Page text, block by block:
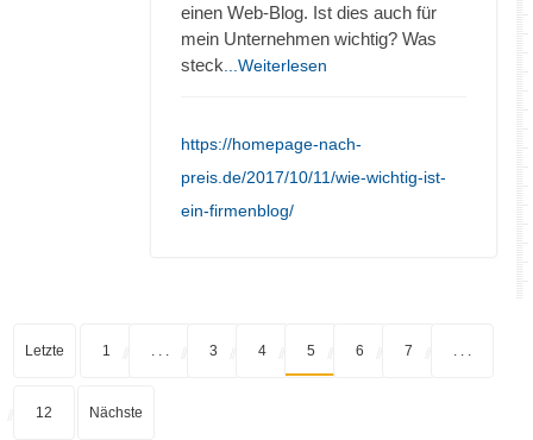
einen Web-Blog. Ist dies auch für
mein Unternehmen wichtig? Was
steck ...Weiterlesen
https://homepage-nach-
preis.de/2017/10/11/wie-wichtig-ist-
ein-firmenblog/
Letzte 1 3 4 5 6 7
12 Nächste